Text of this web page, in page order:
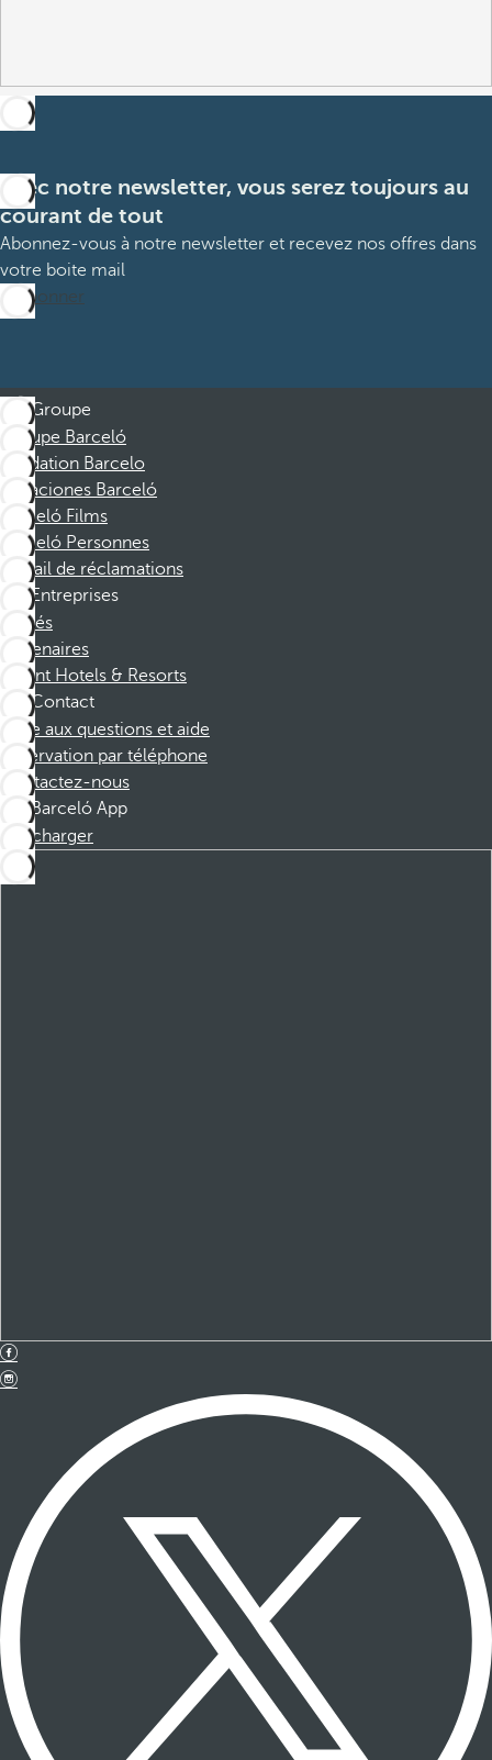
Avec notre newsletter, vous serez toujours au
courant de tout
Abonnez-vous à notre newsletter et recevez nos offres dans
votre boite mail
M’abonner
Groupe
Groupe Barceló
Fondation Barcelo
Vacaciones Barceló
Barceló Films
Barceló Personnes
Portail de réclamations
Entreprises
Affiliés
Partenaires
Dorint Hotels & Resorts
Contact
Foire aux questions et aide
Réservation par téléphone
Contactez-nous
Barceló App
Télécharger